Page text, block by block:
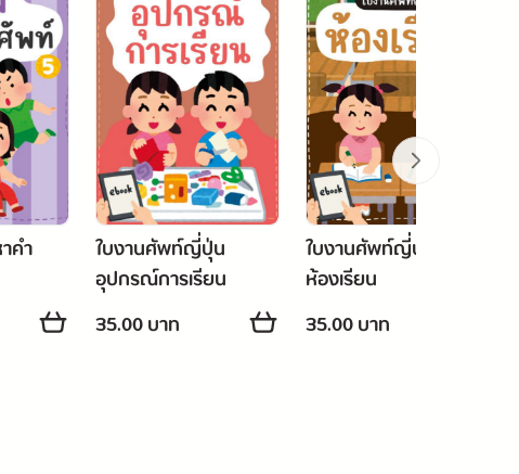
คำ ใบงานศัพท์ญี่ปุ่น
อุปกรณ์การเรียน
35.00 บาท
ใบงานศัพท์ญี่ปุ่น
ห้องเรียน
35.00 บาท